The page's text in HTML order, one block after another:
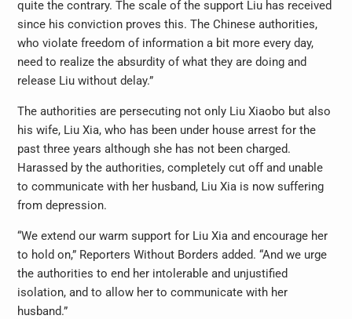
quite the contrary. The scale of the support Liu has received
since his conviction proves this. The Chinese authorities,
who violate freedom of information a bit more every day,
need to realize the absurdity of what they are doing and
release Liu without delay.”
The authorities are persecuting not only Liu Xiaobo but also
his wife, Liu Xia, who has been under house arrest for the
past three years although she has not been charged.
Harassed by the authorities, completely cut off and unable
to communicate with her husband, Liu Xia is now suffering
from depression.
“We extend our warm support for Liu Xia and encourage her
to hold on,” Reporters Without Borders added. “And we urge
the authorities to end her intolerable and unjustified
isolation, and to allow her to communicate with her
husband.”